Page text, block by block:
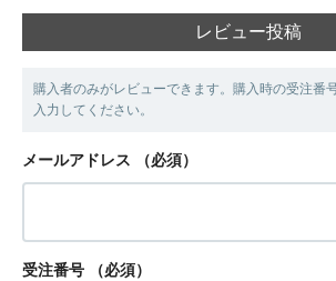
レビュー投稿
購入者のみがレビューできます。購入時の受注番
入力してください。
メールアドレス （必須）
受注番号 （必須）